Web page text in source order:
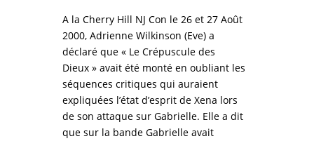
A la Cherry Hill NJ Con le 26 et 27 Août
2000, Adrienne Wilkinson (Eve) a
déclaré que « Le Crépuscule des
Dieux » avait été monté en oubliant les
séquences critiques qui auraient
expliquées l’état d’esprit de Xena lors
de son attaque sur Gabrielle. Elle a dit
que sur la bande Gabrielle avait